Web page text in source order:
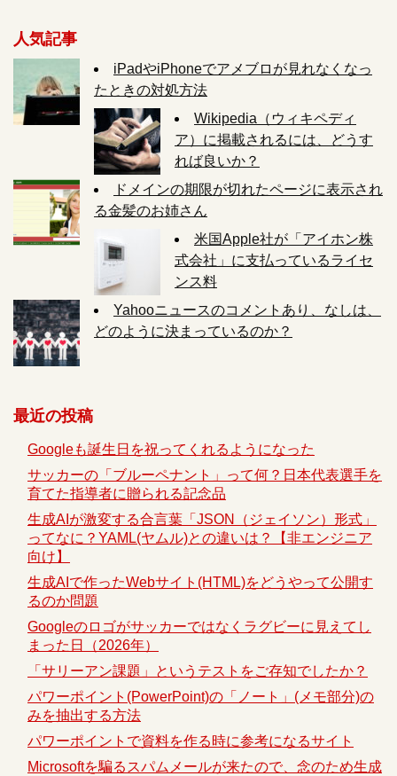
人気記事
iPadやiPhoneでアメブロが見れなくなっ
たときの対処方法
Wikipedia（ウィキペディ
ア）に掲載されるには、どうす
れば良いか？
ドメインの期限が切れたページに表示され
る金髪のお姉さん
米国Apple社が「アイホン株
式会社」に支払っているライセ
ンス料
Yahooニュースのコメントあり、なしは、
どのように決まっているのか？
最近の投稿
Googleも誕生日を祝ってくれるようになった
サッカーの「ブルーペナント」って何？日本代表選手を
育てた指導者に贈られる記念品
生成AIが激変する合言葉「JSON（ジェイソン）形式」
ってなに？YAML(ヤムル)との違いは？【非エンジニア
向け】
生成AIで作ったWebサイト(HTML)をどうやって公開す
るのか問題
Googleのロゴがサッカーではなくラグビーに見えてし
まった日（2026年）
「サリーアン課題」というテストをご存知でしたか？
パワーポイント(PowerPoint)の「ノート」(メモ部分)の
みを抽出する方法
パワーポイントで資料を作る時に参考になるサイト
Microsoftを騙るスパムメールが来たので、念のため生成